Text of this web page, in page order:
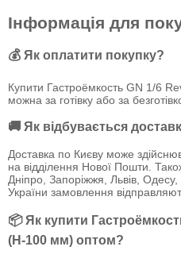
Інформація для
💰 Як оплатити покупку?
Купити Гастроёмкость GN 1/6
можна за готівку або за
🚚 Як відбувається
Доставка по Києву може
на відділення Нової Пошти.
Дніпро, Запоріжжя, Львів, Одесу,
України замовлення
📦 Як купити
(Н-100 мм) оптом?